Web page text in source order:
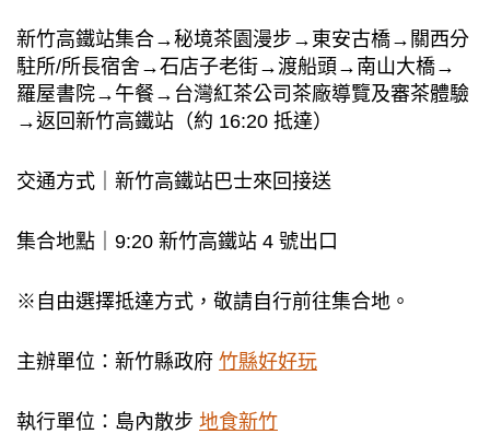
新⽵⾼鐵站集合→秘境茶園漫步→東安古橋→關⻄分
駐所/所⻑宿舍→⽯店⼦老街→渡船頭→南⼭⼤橋→
羅屋書院→午餐→台灣紅茶公司茶廠導覽及審茶體驗
→返回新⽵⾼鐵站（約 16:20 抵達）
交通⽅式｜新⽵⾼鐵站巴⼠來回接送
集合地點｜9:20 新⽵⾼鐵站 4 號出⼝
※⾃由選擇抵達⽅式，敬請⾃⾏前往集合地。
主辦單位：新⽵縣政府 ⽵縣好好玩
執⾏單位：島內散步 地食新⽵